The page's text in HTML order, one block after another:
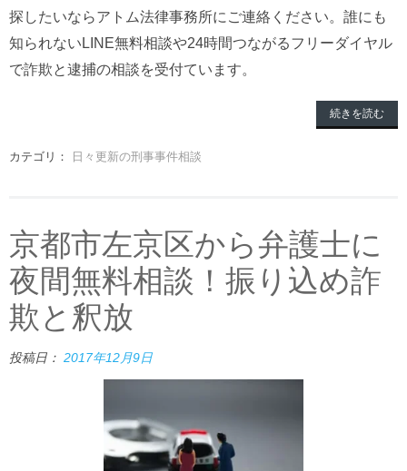
探したいならアトム法律事務所にご連絡ください。誰にも
知られないLINE無料相談や24時間つながるフリーダイヤル
で詐欺と逮捕の相談を受付ています。
続きを読む
カテゴリ： 日々更新の刑事事件相談
京都市左京区から弁護士に
夜間無料相談！振り込め詐
欺と釈放
投稿日： 2017年12月9日